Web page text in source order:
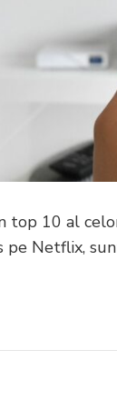
top 10 al
pe Netflix,